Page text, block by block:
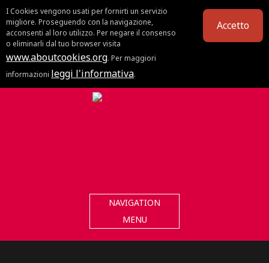
I Cookies vengono usati per fornirti un servizio
migliore. Proseguendo con la navigazione,
acconsenti al loro utilizzo. Per negare il consenso
o eliminarli dal tuo browser visita
www.aboutcookies.org. Per maggiori
informazioni leggi l'informativa.
Accetto
NAVIGATION
MENU